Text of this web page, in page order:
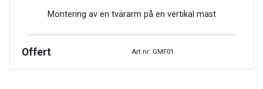
Montering av en tvärarm på en vertikal mast
Offert Art.nr: GMF01